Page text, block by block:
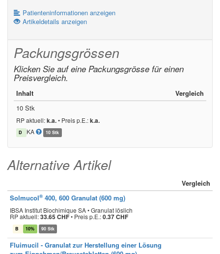
Patienteninformationen anzeigen
Artikeldetails anzeigen
Packungsgrössen
Klicken Sie auf eine Packungsgrösse für einen
Preisvergleich.
Inhalt
Vergleich
10 Stk
RP aktuell:k.a.• Preis p.E.:k.a.
D KA 10 Stk
Alternative Artikel
Vergleich
Solmucol® 400, 600 Granulat (600 mg)
IBSA Institut Biochimique SA • Granulat löslich
RP aktuell:33.65 CHF• Preis p.E.:0.37 CHF
B 10% 90 Stk
Fluimucil - Granulat zur Herstellung einer Lösung